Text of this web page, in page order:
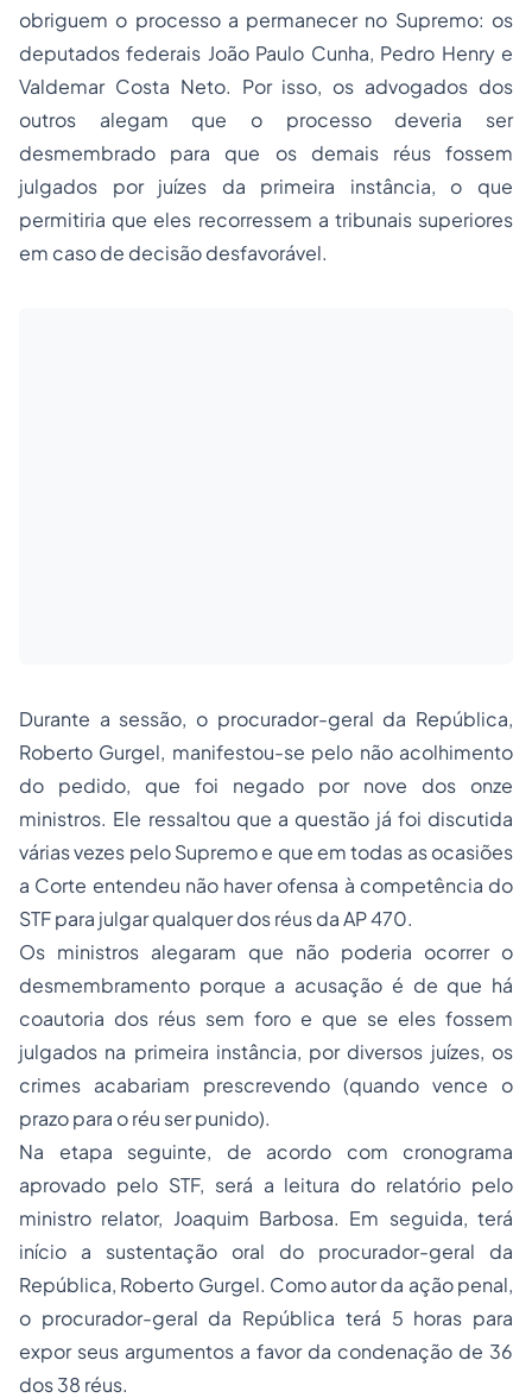
obriguem o processo a permanecer no Supremo: os
deputados federais João Paulo Cunha, Pedro Henry e
Valdemar Costa Neto. Por isso, os advogados dos
outros alegam que o processo deveria ser
desmembrado para que os demais réus fossem
julgados por juízes da primeira instância, o que
permitiria que eles recorressem a tribunais superiores
em caso de decisão desfavorável.
Durante a sessão, o procurador-geral da República,
Roberto Gurgel, manifestou-se pelo não acolhimento
do pedido, que foi negado por nove dos onze
ministros. Ele ressaltou que a questão já foi discutida
várias vezes pelo Supremo e que em todas as ocasiões
a Corte entendeu não haver ofensa à competência do
STF para julgar qualquer dos réus da AP 470.
Os ministros alegaram que não poderia ocorrer o
desmembramento porque a acusação é de que há
coautoria dos réus sem foro e que se eles fossem
julgados na primeira instância, por diversos juízes, os
crimes acabariam prescrevendo (quando vence o
prazo para o réu ser punido).
Na etapa seguinte, de acordo com cronograma
aprovado pelo STF, será a leitura do relatório pelo
ministro relator, Joaquim Barbosa. Em seguida, terá
início a sustentação oral do procurador-geral da
República, Roberto Gurgel. Como autor da ação penal,
o procurador-geral da República terá 5 horas para
expor seus argumentos a favor da condenação de 36
dos 38 réus.